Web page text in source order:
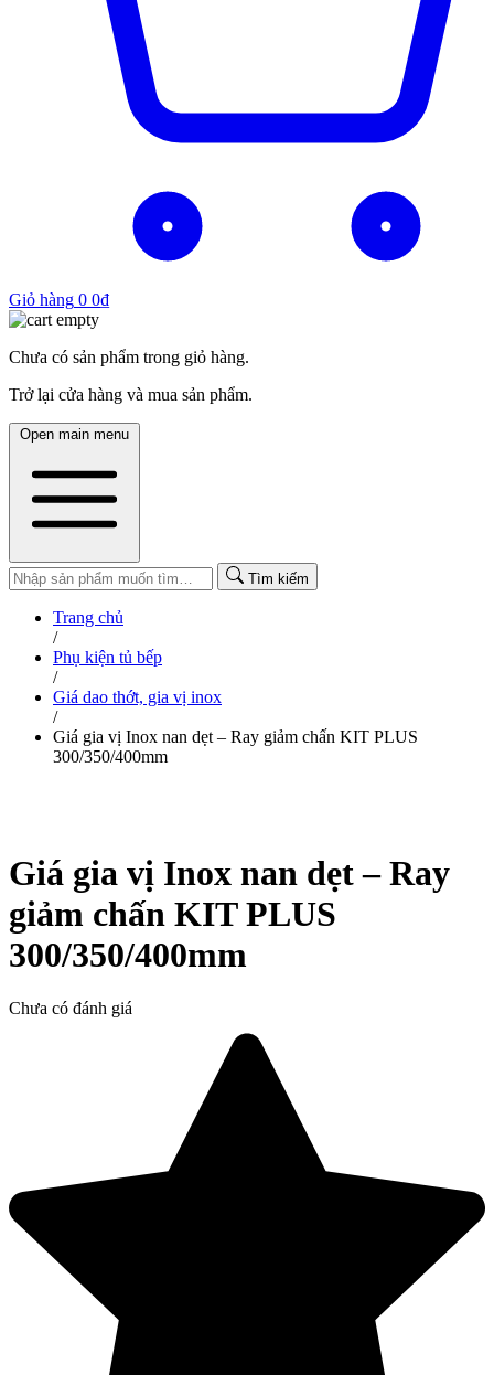
Giỏ hàng 0 0₫
Chưa có sản phẩm trong giỏ hàng.
Trở lại cửa hàng và mua sản phẩm.
Open main menu
Tìm kiếm
Trang chủ
/
Phụ kiện tủ bếp
/
Giá dao thớt, gia vị inox
/
Giá gia vị Inox nan dẹt – Ray giảm chấn KIT PLUS
300/350/400mm
Giá gia vị Inox nan dẹt – Ray
giảm chấn KIT PLUS
300/350/400mm
Chưa có đánh giá